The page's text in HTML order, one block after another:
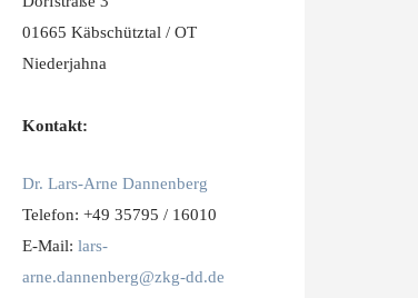
01665 Käbschütztal / OT
Niederjahna
Kontakt:
Dr. Lars-Arne Dannenberg
Telefon: +49 35795 / 16010
E-Mail: lars-
arne.dannenberg@zkg-dd.de